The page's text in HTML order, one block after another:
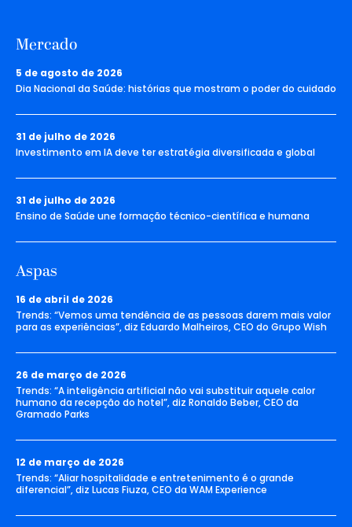
Mercado
5 de agosto de 2026
Dia Nacional da Saúde: histórias que mostram o poder do cuidado
31 de julho de 2026
Investimento em IA deve ter estratégia diversificada e global
31 de julho de 2026
Ensino de Saúde une formação técnico-científica e humana
Aspas
16 de abril de 2026
Trends: “Vemos uma tendência de as pessoas darem mais valor
para as experiências”, diz Eduardo Malheiros, CEO do Grupo Wish
26 de março de 2026
Trends: “A inteligência artificial não vai substituir aquele calor
humano da recepção do hotel”, diz Ronaldo Beber, CEO da
Gramado Parks
12 de março de 2026
Trends: “Aliar hospitalidade e entretenimento é o grande
diferencial”, diz Lucas Fiuza, CEO da WAM Experience